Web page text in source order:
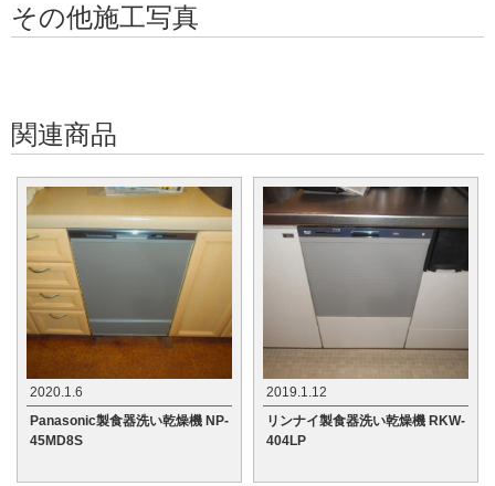
その他施工写真
関連商品
2020.1.6
Panasonic製食器洗い乾燥機 NP-
45MD8S
2019.1.12
リンナイ製食器洗い乾燥機 RKW-
404LP